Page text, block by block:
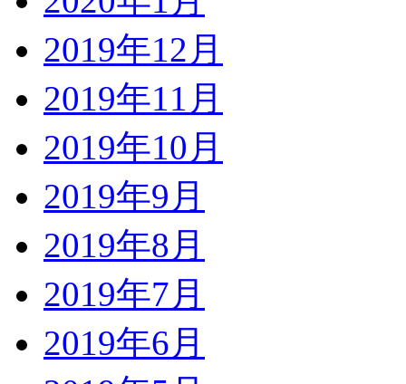
2019年12月
2019年11月
2019年10月
2019年9月
2019年8月
2019年7月
2019年6月